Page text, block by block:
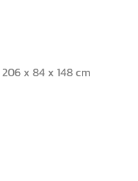
206 x 84 x 148 cm